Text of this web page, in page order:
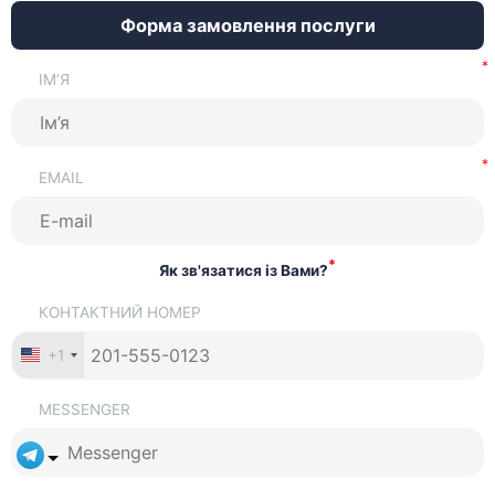
відкритті в Австралії IT-компанії важливо враховувати, що
режим GST-free, але це вимагає коректної кваліфікації
Форма замовлення послуги
ІМ’Я
EMAIL
Як зв'язатися із Вами?*
КОНТАКТНИЙ НОМЕР
+1
MESSENGER